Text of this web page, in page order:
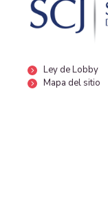
Ley de Lobby
Mapa del sitio